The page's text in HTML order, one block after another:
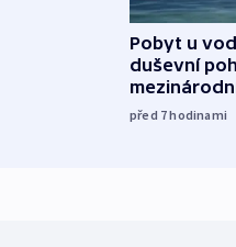
Pobyt u
duševní
před 7hodinami